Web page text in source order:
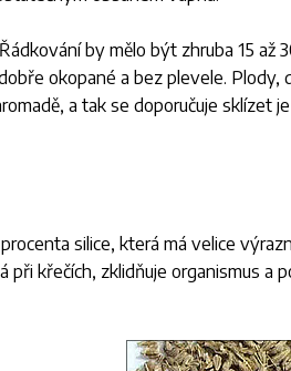
by mělo být zhruba 15 až
okopané a bez plevele. Plody,
a tak se doporučuje sklízet
silice, která má velice
při křečích, zklidňuje organismus a